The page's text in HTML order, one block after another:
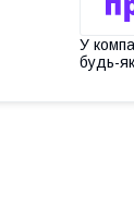
У
будь-